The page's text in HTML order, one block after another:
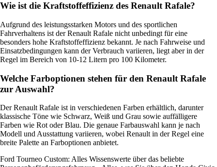
Wie ist die Kraftstoffeffizienz des Renault Rafale?
Aufgrund des leistungsstarken Motors und des sportlichen
Fahrverhaltens ist der Renault Rafale nicht unbedingt für eine
besonders hohe Kraftstoffeffizienz bekannt. Je nach Fahrweise und
Einsatzbedingungen kann der Verbrauch variieren, liegt aber in der
Regel im Bereich von 10-12 Litern pro 100 Kilometer.
Welche Farboptionen stehen für den Renault Rafale
zur Auswahl?
Der Renault Rafale ist in verschiedenen Farben erhältlich, darunter
klassische Töne wie Schwarz, Weiß und Grau sowie auffälligere
Farben wie Rot oder Blau. Die genaue Farbauswahl kann je nach
Modell und Ausstattung variieren, wobei Renault in der Regel eine
breite Palette an Farboptionen anbietet.
Ford Tourneo Custom: Alles Wissenswerte über das beliebte